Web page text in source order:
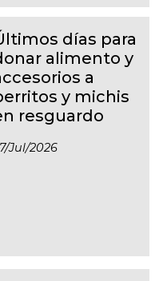
días para
alimento y
a
y michis
resguardo
jul/2026